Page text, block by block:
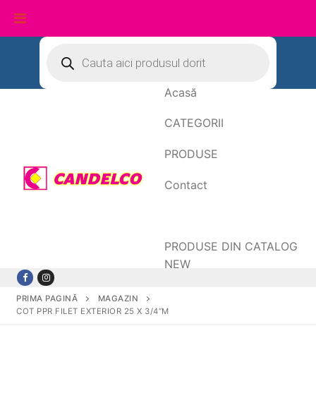
conținut
search
Acasă
CATEGORII
PRODUSE
Contact
PRODUSE DIN CATALOG
NEW
PRIMA PAGINĂ
MAGAZIN
COT PPR FILET EXTERIOR 25 X 3/4”M